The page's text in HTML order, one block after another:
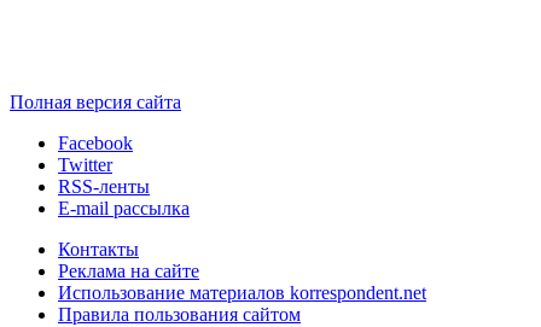
Полная версия сайта
Facebook
Twitter
RSS-ленты
E-mail рассылка
Контакты
Реклама на сайте
Использование материалов korrespondent.net
Правила пользования сайтом